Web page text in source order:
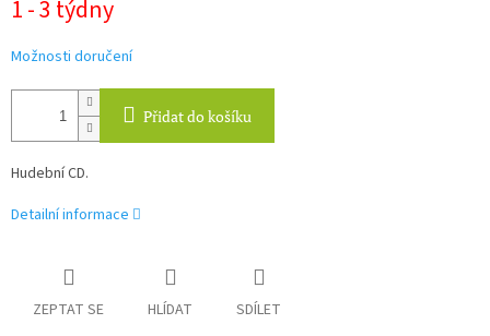
cena:
1 - 3 týdny
Možnosti doručení
Přidat do košíku
Hudební CD.
Detailní informace
ZEPTAT SE HLÍDAT SDÍLET